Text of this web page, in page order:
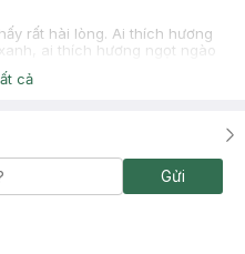
rất hài lòng. Ai thích hương
ai thích hương ngọt ngào
cả
Gửi